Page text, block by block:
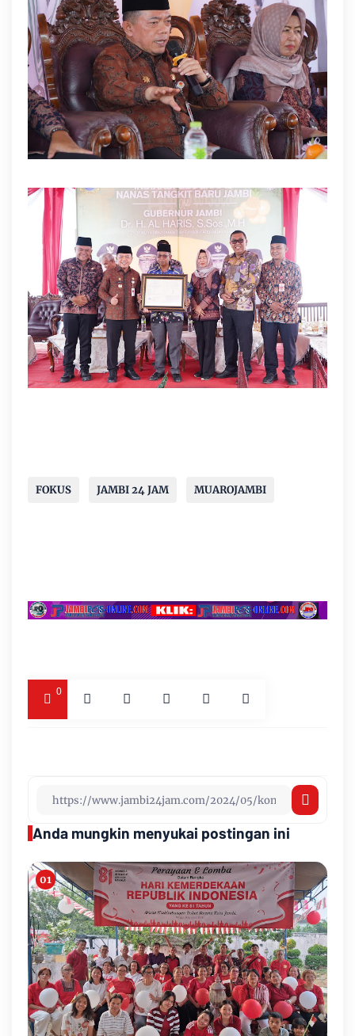
FOKUS JAMBI 24 JAM MUAROJAMBI
0
Anda mungkin menyukai postingan ini